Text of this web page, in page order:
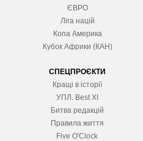
ЄВРО
Ліга націй
Копа Америка
Кубок Африки (КАН)
СПЕЦПРОЄКТИ
Кращі в історії
УПЛ. Best XІ
Битва редакцій
Правила життя
Five O'Clock